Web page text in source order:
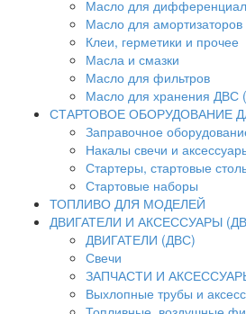
Масло для
Масло для амортизаторов
Клеи, герметики и прочее
Масла и смазки
Масло для фильтров
Масло для хранения ДВС
СТАРТОВОЕ ОБОРУДОВАНИЕ
Заправочное
Накалы свечи и
Стартеры, стартовые
Стартовые наборы
ТОПЛИВО ДЛЯ МОДЕЛЕЙ
ДВИГАТЕЛИ И АКСЕССУАРЫ
ДВИГАТЕЛИ (ДВС)
Свечи
ЗАПЧАСТИ И
Выхлопные трубы и